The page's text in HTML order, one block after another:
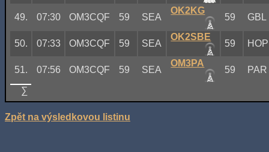
49. 07:30 OM3CQF 59 SEA
OK2KG
59 GBL
50. 07:33 OM3CQF 59 SEA
OK2SBE
59 HOP
51. 07:56 OM3CQF 59 SEA
OM3PA
59 PAR
∑
Zpět na výsledkovou listinu